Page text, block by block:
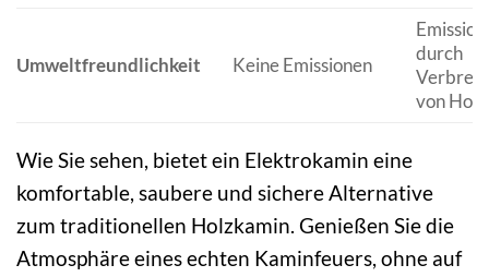
Umweltfreundlichkeit Keine Emissionen
durch
von Holz
Wie Sie sehen, bietet ein Elektrokamin eine
komfortable, saubere und sichere Alternative
zum traditionellen Holzkamin. Genießen Sie die
Atmosphäre eines echten Kaminfeuers, ohne auf